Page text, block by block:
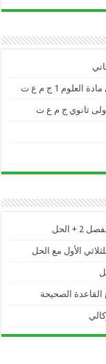
ثانوي ج م ع ت